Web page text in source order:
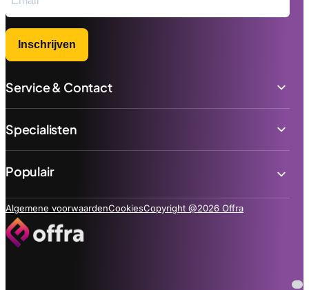
Inschrijven
Service & Contact
Specialisten
Populair
Algemene voorwaardenCookiesCopyright @2026 Offra